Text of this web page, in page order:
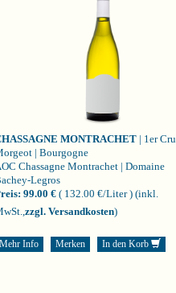
MONTRACHET | 1er Cru
| Bourgogne
Chassagne Montrachet | Domaine
Legros
99.00 € ( 132.00 €/Liter ) (inkl.
zzgl. Versandkosten)
Mehr Info Merken In den Korb